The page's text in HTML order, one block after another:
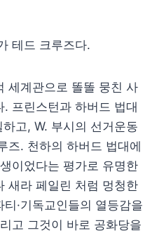
테드 크루즈다.
세계관으로 똘똘 뭉친 사
프린스턴과 하버드 법대
고, W. 부시의 선거운동
즈. 천하의 하버드 법대에
이었다는 평가로 유명한
새라 페일린 처럼 멍청한
·기독교인들의 열등감을
고 그것이 바로 공화당을